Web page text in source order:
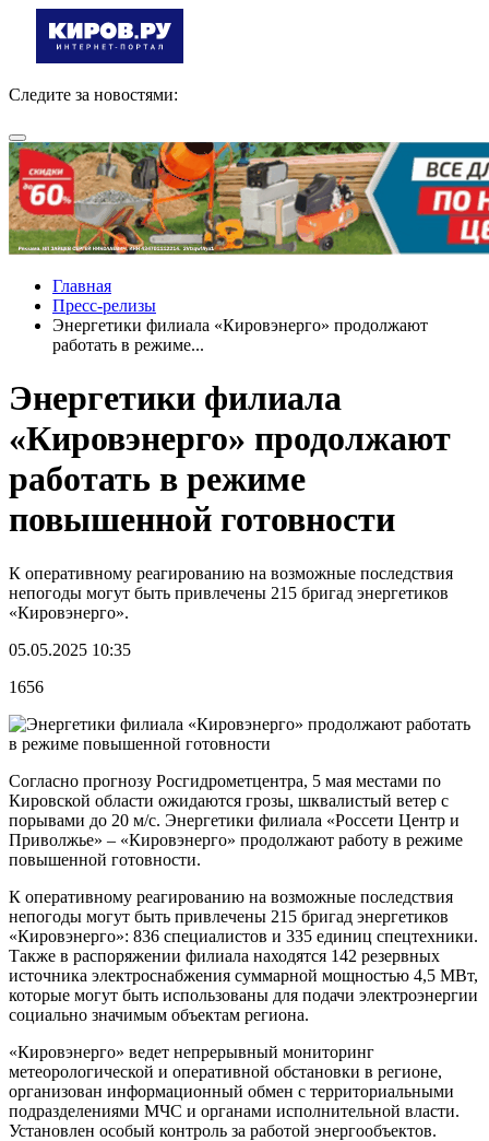
Следите за новостями:
Главная
Пресс-релизы
Энергетики филиала «Кировэнерго» продолжают
работать в режиме...
Энергетики филиала
«Кировэнерго» продолжают
работать в режиме
повышенной готовности
К оперативному реагированию на возможные последствия
непогоды могут быть привлечены 215 бригад энергетиков
«Кировэнерго».
05.05.2025 10:35
1656
Согласно прогнозу Росгидрометцентра, 5 мая местами по
Кировской области ожидаются грозы, шквалистый ветер с
порывами до 20 м/с. Энергетики филиала «Россети Центр и
Приволжье» – «Кировэнерго» продолжают работу в режиме
повышенной готовности.
К оперативному реагированию на возможные последствия
непогоды могут быть привлечены 215 бригад энергетиков
«Кировэнерго»: 836 специалистов и 335 единиц спецтехники.
Также в распоряжении филиала находятся 142 резервных
источника электроснабжения суммарной мощностью 4,5 МВт,
которые могут быть использованы для подачи электроэнергии
социально значимым объектам региона.
«Кировэнерго» ведет непрерывный мониторинг
метеорологической и оперативной обстановки в регионе,
организован информационный обмен с территориальными
подразделениями МЧС и органами исполнительной власти.
Установлен особый контроль за работой энергообъектов.